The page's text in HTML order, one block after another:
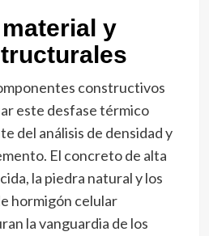
y
constructivos
este desfase térmico
del análisis de densidad y
El concreto de alta
la piedra natural y los
hormigón celular
la vanguardia de los